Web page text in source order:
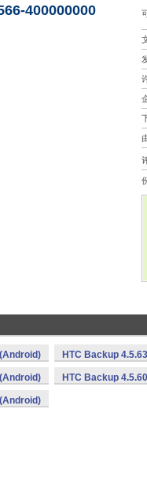
400000000
HTC Backup
HTC Backup